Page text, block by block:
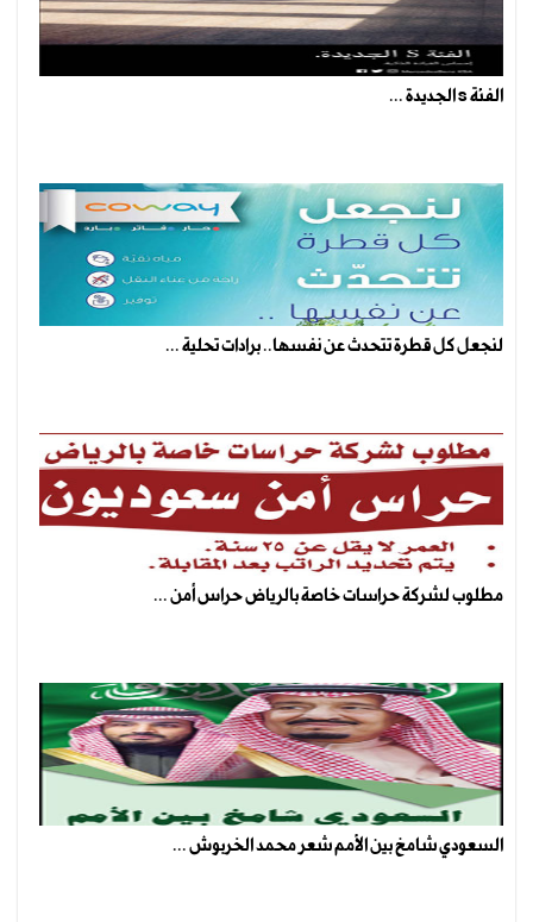
الفئة s الجديدة ...
لنجعل كل قطرة تتحدث عن نفسها.. برادات تحلية ...
مطلوب لشركة حراسات خاصة بالرياض حراس أمن ...
السعودي شامخ بين الأمم شعر محمد الخربوش ...